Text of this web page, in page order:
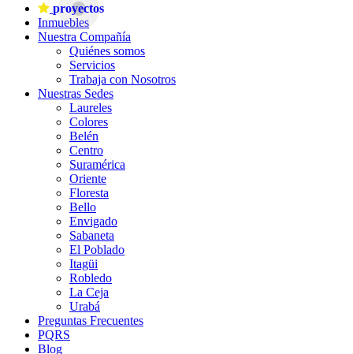
proyectos
Inmuebles
Nuestra Compañía
Quiénes somos
Servicios
Trabaja con Nosotros
Nuestras Sedes
Laureles
Colores
Belén
Centro
Suramérica
Oriente
Floresta
Bello
Envigado
Sabaneta
El Poblado
Itagüi
Robledo
La Ceja
Urabá
Preguntas Frecuentes
PQRS
Blog